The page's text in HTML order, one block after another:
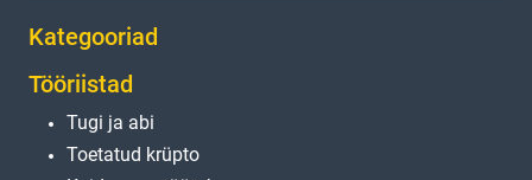
Kategooriad
Tööriistad
Tugi ja abi
Toetatud krüpto